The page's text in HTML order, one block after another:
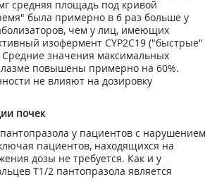
средняя площадь под кривой
была примерно в 6 раз больше у
чем у лиц, имеющих
изофермент CYP2C19 ("быстрые"
Средние значения максимальных
повышены примерно на 60%.
не влияют на дозировку
почек
у пациентов с нарушением
пациентов, находящихся на
дозы не требуется. Как и у
T1/2 пантопразола является